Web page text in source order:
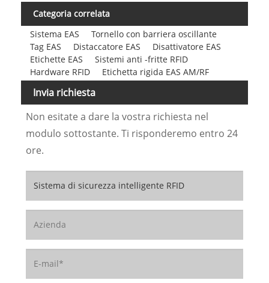
Categoria correlata
Sistema EAS
Tornello con barriera oscillante
Tag EAS
Distaccatore EAS
Disattivatore EAS
Etichette EAS
Sistemi anti -fritte RFID
Hardware RFID
Etichetta rigida EAS AM/RF
Invia richiesta
Non esitate a dare la vostra richiesta nel
modulo sottostante. Ti risponderemo entro 24
ore.